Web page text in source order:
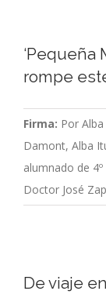
‘Pequeña
rompe
Firma: Por
Damont, Alba
alumnado de 4º
Doctor José
De viaje